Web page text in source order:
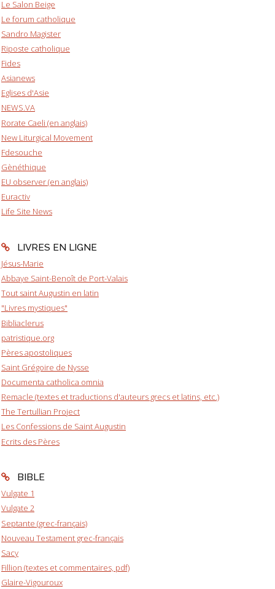
Le Salon Beige
Le forum catholique
Sandro Magister
Riposte catholique
Fides
Asianews
Eglises d'Asie
NEWS.VA
Rorate Caeli (en anglais)
New Liturgical Movement
Fdesouche
Gènéthique
EU observer (en anglais)
Euractiv
Life Site News
LIVRES EN LIGNE
Jésus-Marie
Abbaye Saint-Benoît de Port-Valais
Tout saint Augustin en latin
"Livres mystiques"
Bibliaclerus
patristique.org
Pères apostoliques
Saint Grégoire de Nysse
Documenta catholica omnia
Remacle (textes et traductions d'auteurs grecs et latins, etc.)
The Tertullian Project
Les Confessions de Saint Augustin
Ecrits des Pères
BIBLE
Vulgate 1
Vulgate 2
Septante (grec-français)
Nouveau Testament grec-français
Sacy
Fillion (textes et commentaires, pdf)
Glaire-Vigouroux